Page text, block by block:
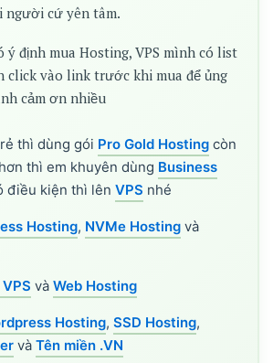
người cứ yên tâm.
ý định mua Hosting, VPS mình có list
click vào link trước khi mua để ủng
cảm ơn nhiều
thì dùng gói Pro Gold Hosting còn
thì em khuyên dùng Business
điều kiện thì lên VPS nhé
Hosting, NVMe Hosting và
và Web Hosting
Hosting, SSD Hosting,
và Tên miền .VN